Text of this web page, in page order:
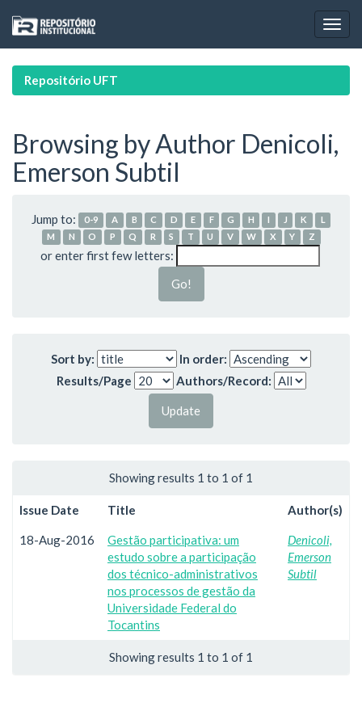
navigation
Repositório UFT
Browsing by Author Denicoli,
Emerson Subtil
Jump to: 0-9 A B C D E F G H I J K
L
M
N O P Q R S T U V W X Y Z
or enter first few letters:
Sort by:
In order:
Results/Page
Authors/Record:
Showing results 1 to 1 of 1
Issue Date Title Author(s)
18-Aug-2016
Gestão participativa: um
estudo sobre a participação
dos técnico-administrativos
nos processos de gestão da
Universidade Federal do
Tocantins
Denicoli,
Emerson
Subtil
Showing results 1 to 1 of 1